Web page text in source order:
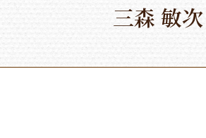
三森 敏次